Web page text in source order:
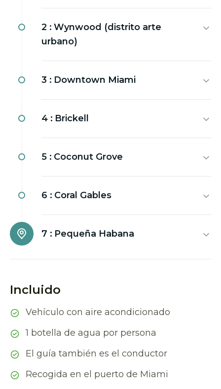
2 : Wynwood (distrito arte
urbano)
3 : Downtown Miami
4 : Brickell
5 : Coconut Grove
6 : Coral Gables
7 : Pequeña Habana
Incluido
Vehículo con aire acondicionado
1 botella de agua por persona
El guía también es el conductor
Recogida en el puerto de Miami